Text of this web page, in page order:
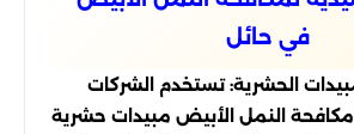
في حائل
الحشرية: تستخدم الشركات
النمل الأبيض مبيدات حشرية